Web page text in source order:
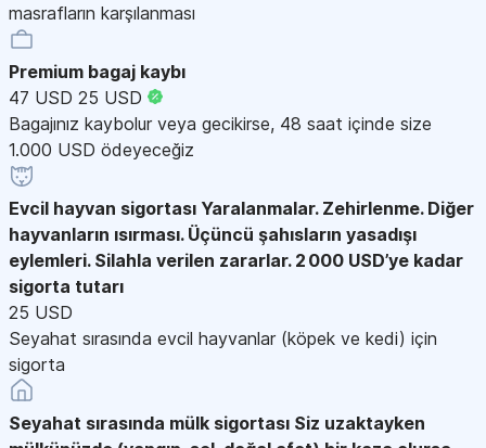
masrafların karşılanması
Premium bagaj kaybı
47 USD 25 USD
Bagajınız kaybolur veya gecikirse, 48 saat içinde size
1.000 USD ödeyeceğiz
Evcil hayvan sigortası Yaralanmalar. Zehirlenme. Diğer
hayvanların ısırması. Üçüncü şahısların yasadışı
eylemleri. Silahla verilen zararlar. 2 000 USD’ye kadar
sigorta tutarı
25 USD
Seyahat sırasında evcil hayvanlar (köpek ve kedi) için
sigorta
Seyahat sırasında mülk sigortası Siz uzaktayken